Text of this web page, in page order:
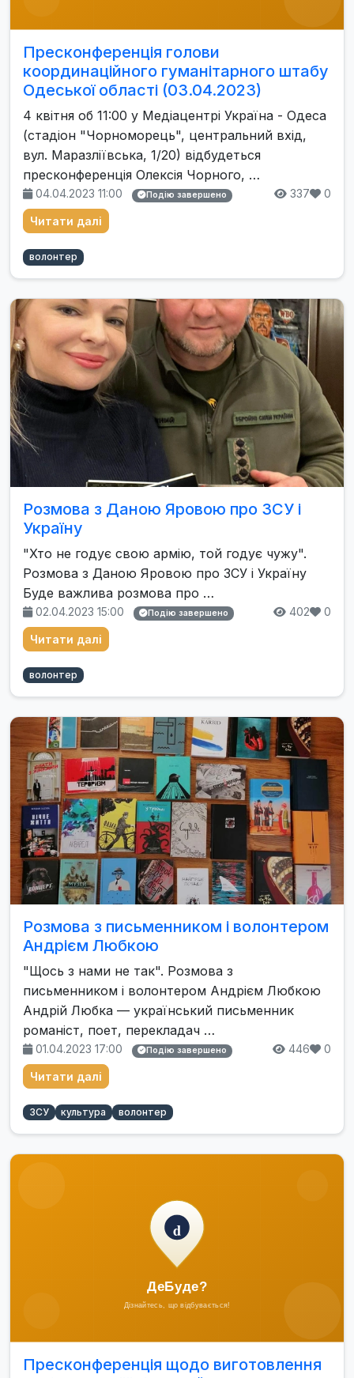
Пресконференція голови
координаційного гуманітарного штабу
Одеської області (03.04.2023)
4 квітня об 11:00 у Медіацентрі Україна - Одеса
(стадіон "Чорноморець", центральний вхід,
вул. Маразліївська, 1/20) відбудеться
пресконференція Олексія Чорного, …
04.04.2023 11:00 Подію завершено 337 0
Читати далі
волонтер
Розмова з Даною Яровою про ЗСУ і
Україну
"Хто не годує свою армію, той годує чужу".
Розмова з Даною Яровою про ЗСУ і Україну
Буде важлива розмова про …
02.04.2023 15:00 Подію завершено 402 0
Читати далі
волонтер
Розмова з письменником і волонтером
Андрієм Любкою
"Щось з нами не так". Розмова з
письменником і волонтером Андрієм Любкою
Андрій Любка — український письменник
романіст, поет, перекладач …
01.04.2023 17:00 Подію завершено 446 0
Читати далі
ЗСУ культура волонтер
Пресконференція щодо виготовлення